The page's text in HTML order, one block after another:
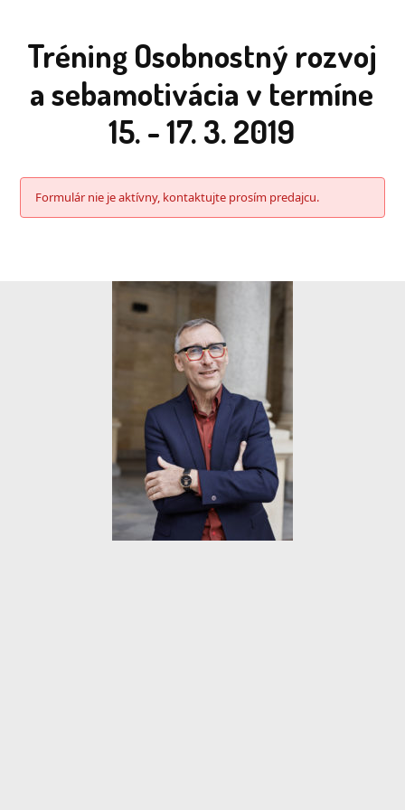
Tréning Osobnostný rozvoj
a sebamotivácia v termíne
15. - 17. 3. 2019
Formulár nie je aktívny, kontaktujte prosím predajcu.